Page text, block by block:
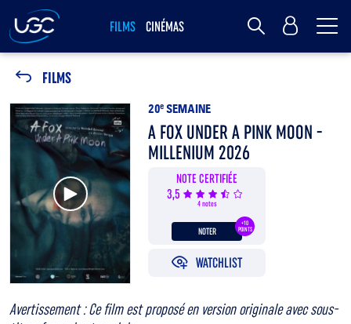
FILMS CINÉMAS MY UGC
FILMS
Voir la bande annonce
20e SEMAINE
A FOX UNDER A PINK MOON -
MILLENIUM 2026
NOTE CERTIFIÉE
3,5
4 notes
+10
POINTS
NOTER
WATCHLIST
Avertissement : Ce film est proposé en version originale avec sous-